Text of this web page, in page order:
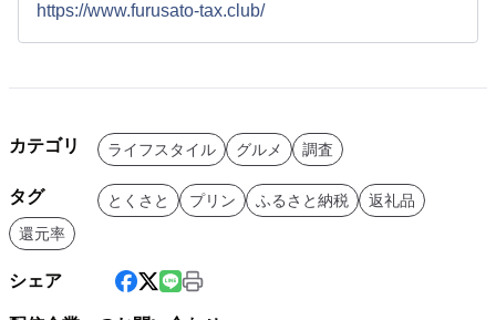
https://www.furusato-tax.club/
カテゴリ ライフスタイル グルメ 調査
タグ とくさと プリン ふるさと納税
返礼品
還元率
シェア